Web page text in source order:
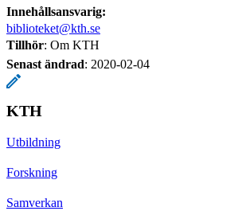
Innehållsansvarig:
biblioteket@kth.se
Tillhör: Om KTH
Senast ändrad: 2020-02-04
KTH
Utbildning
Forskning
Samverkan